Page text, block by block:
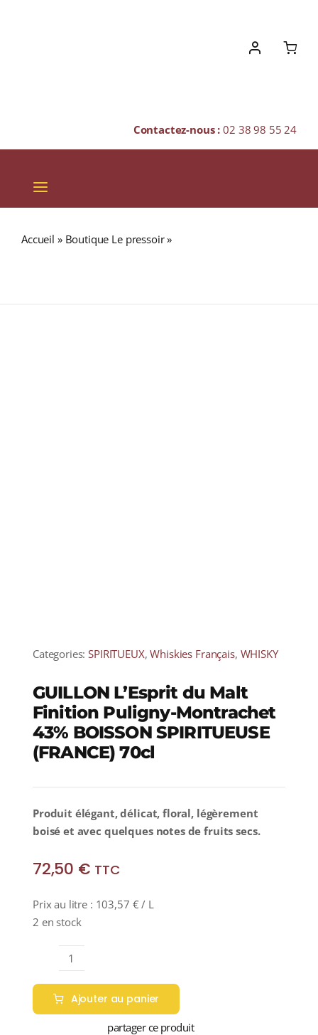
Contactez-nous :02 38 98 55 24
Toggle
Navigation
Accueil » Boutique Le pressoir»
Categories:SPIRITUEUX,Whiskies Français, WHISKY
GUILLON L’Esprit du Malt
Finition Puligny-Montrachet
43% BOISSON SPIRITUEUSE
(FRANCE) 70cl
Produit élégant, délicat, floral, légèrement
boisé et avec quelques notes de fruits secs.
72,50 € TTC
Prix au litre : 103,57 € / L
2 en stock
quantité
de
GUILLON
L'Esprit
Ajouter au panier
partager ce produit